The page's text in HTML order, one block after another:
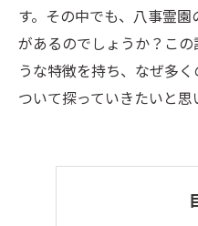
す。その中でも、八事霊
があるのでしょうか？こ
うな特徴を持ち、なぜ多
ついて探っていきたいと思